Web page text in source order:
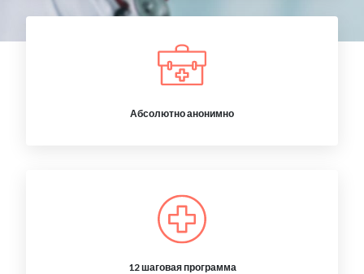
Абсолютно анонимно
12 шаговая программа